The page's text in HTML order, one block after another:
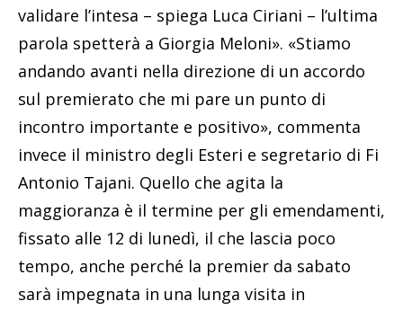
validare l’intesa – spiega Luca Ciriani – l’ultima
parola spetterà a Giorgia Meloni». «Stiamo
andando avanti nella direzione di un accordo
sul premierato che mi pare un punto di
incontro importante e positivo», commenta
invece il ministro degli Esteri e segretario di Fi
Antonio Tajani. Quello che agita la
maggioranza è il termine per gli emendamenti,
fissato alle 12 di lunedì, il che lascia poco
tempo, anche perché la premier da sabato
sarà impegnata in una lunga visita in